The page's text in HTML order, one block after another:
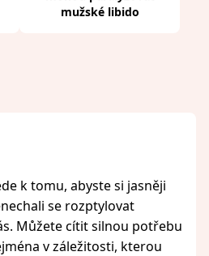
mužské libido
k tomu, abyste si jasněji
se rozptylovat
Můžete cítit silnou potřebu
v záležitosti, kterou